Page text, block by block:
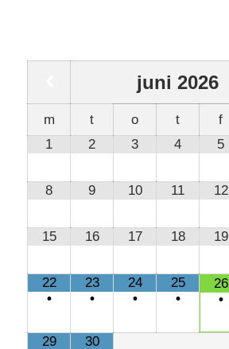
juni 2026
m t o t f
1
2 3 4 5
8 9 10 11 12
15 16 17 18 19
22
•
23
•
24
•
25
•
26
•
29
30